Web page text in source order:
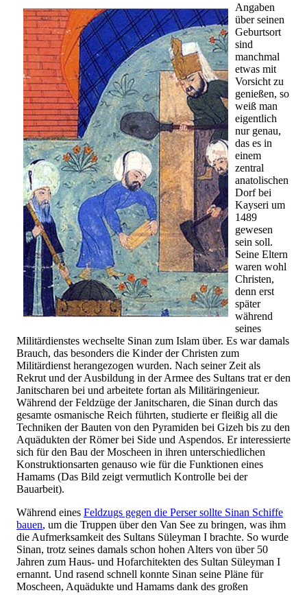
Angaben
über seinen
Geburtsort
sind
manchmal
etwas mit
Vorsicht zu
genießen, so
weiß man
eigentlich
nur genau,
das es in
einem
zentral
anatolischen
Dorf bei
Kayseri um
1489
gewesen
sein soll.
Seine Eltern
waren wohl
Christen,
denn erst
später
während
seines
Militärdienstes wechselte Sinan zum Islam über. Es war damals
Brauch, das besonders die Kinder der Christen zum
Militärdienst herangezogen wurden. Nach seiner Zeit als
Rekrut und der Ausbildung in der Armee des Sultans trat er den
Janitscharen bei und arbeitete fortan als Militäringenieur.
Während der Feldzüge der Janitscharen, die Sinan durch das
gesamte osmanische Reich führten, studierte er fleißig all die
Techniken der Bauten von den Pyramiden bei Gizeh bis zu den
Aquädukten der Römer bei Side und Aspendos. Er interessierte
sich für den Bau der Moscheen in ihren unterschiedlichen
Konstruktionsarten genauso wie für die Funktionen eines
Hamams (Das Bild zeigt vermutlich Kontrolle bei der
Bauarbeit).
Während eines Feldzugs gegen die Perser sollte Sinan Schiffe
bauen, um die Truppen über den Van See zu bringen, was ihm
die Aufmerksamkeit des Sultans Süleyman I brachte. So wurde
Sinan, trotz seines damals schon hohen Alters von über 50
Jahren zum Haus- und Hofarchitekten des Sultan Süleyman I
ernannt. Und rasend schnell konnte Sinan seine Pläne für
Moscheen, Aquädukte und Hamams dank des großen